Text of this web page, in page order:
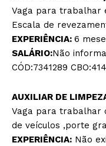
Vaga para trabalhar
Escala de
EXPERIÊNCIA: 6
SALÁRIO:Não
CÓD:7341289
AUXILIAR DE
Vaga para trabalhar
de veículos ,porte
EXPERIÊNCIA: Não